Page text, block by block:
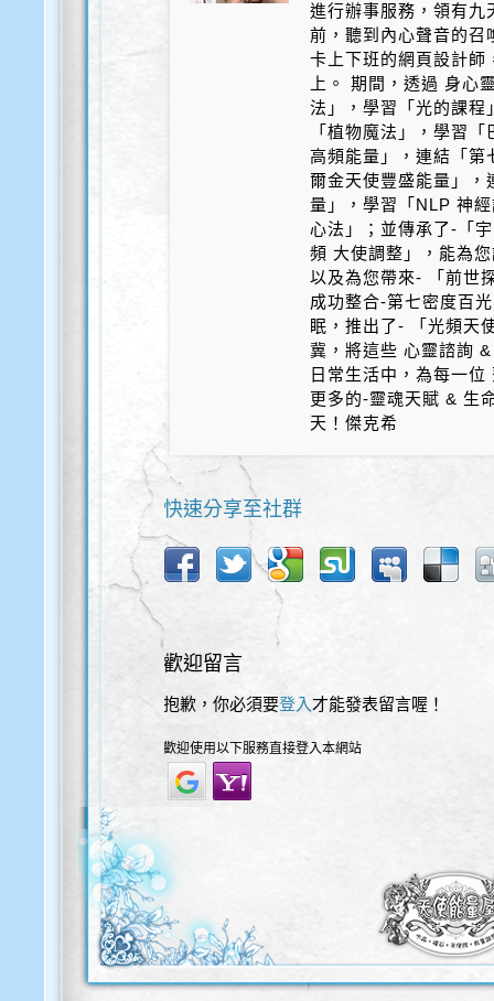
進行辦事服務，領有
前，聽到內心聲音的召
卡上下班的網頁設計師
上。 期間，透過 身心
法」，學習「光的課程
「植物魔法」，學習
高頻能量」，連結「第
爾金天使豐盛能量」，
量」，學習「NLP 神
心法」；並傳承了-「
頻 大使調整」，能為
以及為您帶來- 「前世
成功整合-第七密度百
眠，推出了- 「光頻天
冀，將這些 心靈諮詢
日常生活中，為每一
更多的-靈魂天賦 & 生
天！傑克希
快速分享至社群
歡迎留言
抱歉，你必須要登入 才能發表留言喔！
歡迎使用以下服務直接登入本網站